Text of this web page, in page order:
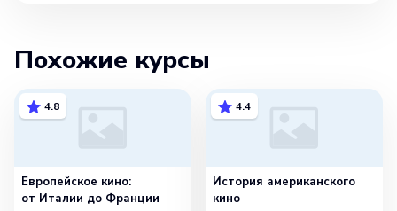
Похожие курсы
4.8
Европейское кино:
от Италии до Франции
4.4
История американского
кино